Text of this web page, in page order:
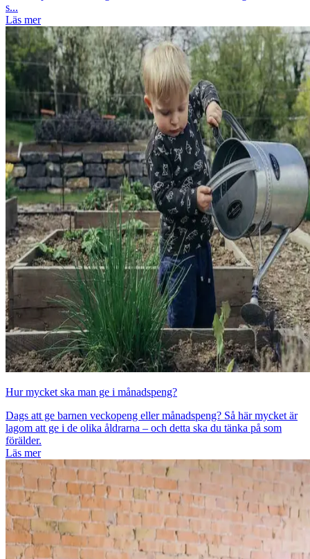
s...
Läs mer
Hur mycket ska man ge i månadspeng?
Dags att ge barnen veckopeng eller månadspeng? Så här mycket är
lagom att ge i de olika åldrarna – och detta ska du tänka på som
förälder.
Läs mer